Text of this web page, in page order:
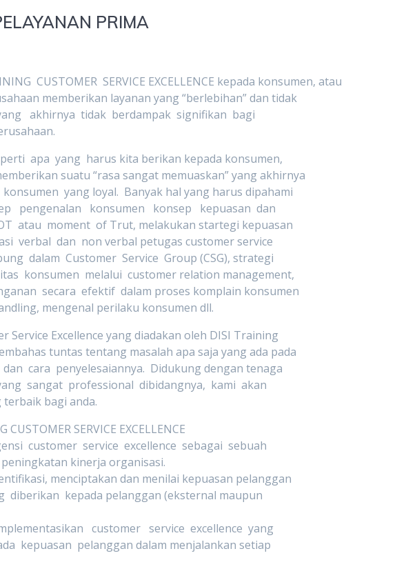
PRIMA
CUSTOMER SERVICE EXCELLENCE kepada konsumen, atau
memberikan layanan yang “berlebihan” dan tidak
akhirnya tidak berdampak signifikan bagi
apa yang harus kita berikan kepada konsumen,
suatu “rasa sangat memuaskan” yang akhirnya
yang loyal. Banyak hal yang harus dipahami
pengenalan konsumen konsep kepuasan dan
atau moment of Trut, melakukan startegi kepuasan
verbal dan non verbal petugas customer service
dalam Customer Service Group (CSG), strategi
konsumen melalui customer relation management,
secara efektif dalam proses komplain konsumen
mengenal perilaku konsumen dll.
Service Excellence yang diadakan oleh DISI Training
tuntas tentang masalah apa saja yang ada pada
cara penyelesaiannya. Didukung dengan tenaga
sangat professional dibidangnya, kami akan
bagi anda.
CUSTOMER SERVICE EXCELLENCE
customer service excellence sebagai sebuah
kinerja organisasi.
menciptakan dan menilai kepuasan pelanggan
diberikan kepada pelanggan (eksternal maupun
customer service excellence yang
kepuasan pelanggan dalam menjalankan setiap